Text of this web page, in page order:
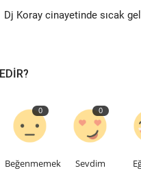
Dj Koray cinayetinde sıcak
0
Beğenmemek
0
Sevdim